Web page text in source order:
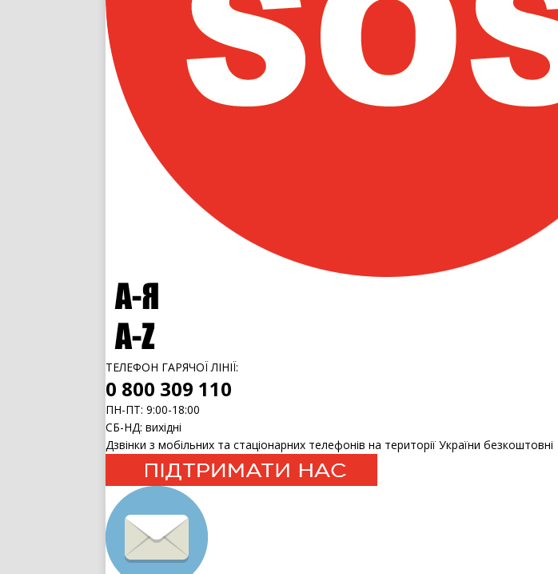
ТЕЛЕФОН ГАРЯЧОЇ ЛІНІЇ:
0 800 309 110
ПН-ПТ: 9:00-18:00
СБ-НД: вихідні
Дзвінки з мобільних та стаціонарних телефонів на території України безкоштовні